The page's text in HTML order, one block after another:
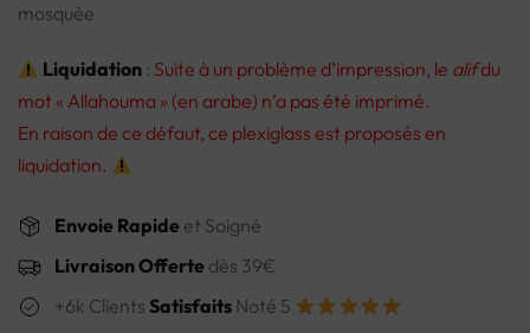
mosquée
Liquidation : Suite à un problème d’impression, le alifdu
mot « Allahouma » (en arabe) n’a pas été imprimé.
En raison de ce défaut, ce plexiglass est proposés en
liquidation.
Envoie Rapide et Soigné
Livraison Offerte dès 39€
+6k Clients Satisfaits Noté 5